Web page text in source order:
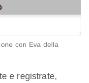
con Eva della
e registrate,